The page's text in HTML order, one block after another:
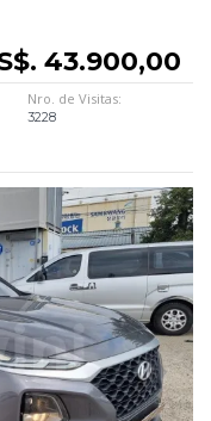
43.900,00
Nro. de Visitas:
3228